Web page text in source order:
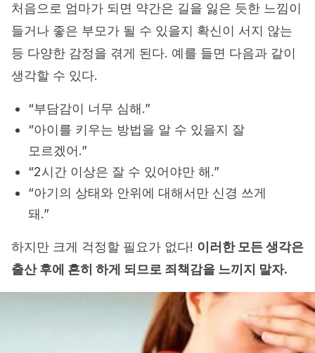
처음으로 엄마가 되면 약간은 길을 잃은 듯한 느낌이
들거나 좋은 부모가 될 수 있을지 확신이 서지 않는
등 다양한 감정을 겪게 된다. 예를 들면 다음과 같이
생각할 수 있다.
“부담감이 너무 심해.”
“아이를 키우는 방법을 알 수 있을지 잘
모르겠어.”
“2시간 이상은 잘 수 있어야만 해.”
“아기의 상태와 안위에 대해서만 신경 쓰게
돼.”
하지만 크게 걱정할 필요가 없다! 이러한 모든 생각은
출산 후에 흔히 하게 되므로 죄책감을 느끼지 말자.